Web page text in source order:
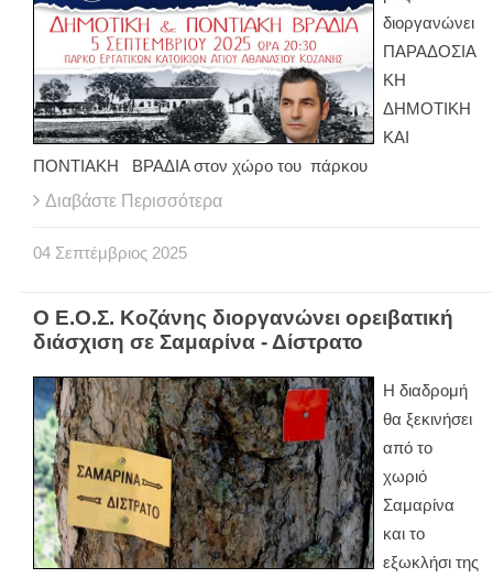
διοργανώνει
ΠΑΡΑΔΟΣΙΑ
ΚΗ
ΔΗΜΟΤΙΚΗ
ΚΑΙ
ΠΟΝΤΙΑΚΗ ΒΡΑΔΙΑ στον χώρο του πάρκου
Διαβάστε Περισσότερα
04 Σεπτέμβριος 2025
Ο Ε.Ο.Σ. Κοζάνης διοργανώνει ορειβατική
διάσχιση σε Σαμαρίνα - Δίστρατο
Η διαδρομή
θα ξεκινήσει
από το
χωριό
Σαμαρίνα
και το
εξωκλήσι της